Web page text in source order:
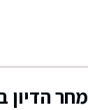
מחר הדיון